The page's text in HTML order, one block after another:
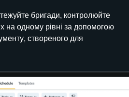
бригади, контролюйте
на одному рівні за допомогою
створеного для